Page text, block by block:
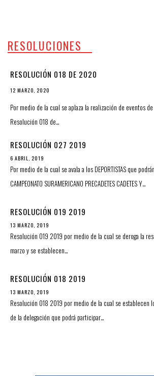
RESOLUCIONES
RESOLUCIÓN 018 DE 2020
12 MARZO, 2020
Por medio de la cual se aplaza la realización de eventos
Resolución 018 de…
RESOLUCIÓN 027 2019
6 ABRIL, 2019
Por medio de la cual se avala a los DEPORTISTAS que
CAMPEONATO SURAMERICANO PRECADETES CADETES Y…
RESOLUCIÓN 019 2019
13 MARZO, 2019
Resolución 019 2019 por medio de la cual se deroga la
marzo y se establecen…
RESOLUCIÓN 018 2019
13 MARZO, 2019
Resolución 018 2019 por medio de la cual se establecen
de la delegación que podrá participar…